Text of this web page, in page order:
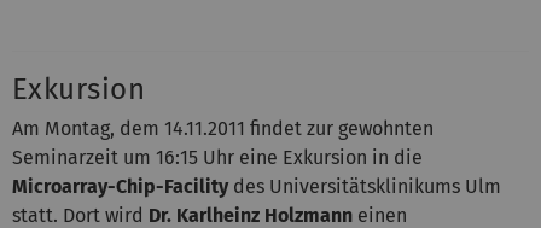
Exkursion
Am Montag, dem 14.11.2011 findet zur gewohnten
Seminarzeit um 16:15 Uhr eine Exkursion in die
Microarray-Chip-Facilitydes Universitätsklinikums Ulm
statt. Dort wird Dr. Karlheinz Holzmann einen